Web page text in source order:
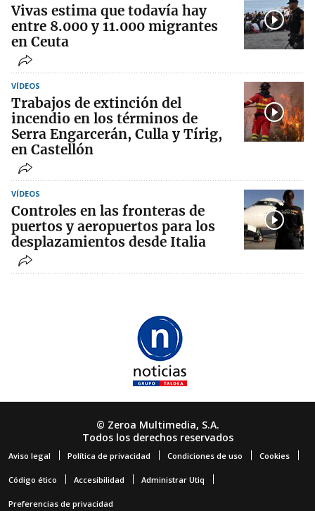
Vivas estima que todavía hay
entre 8.000 y 11.000 migrantes
en Ceuta
VÍDEOS
Trabajos de extinción del
incendio en los términos de
Serra Engarcerán, Culla y Tírig,
en Castellón
VÍDEOS
Controles en las fronteras de
puertos y aeropuertos para los
desplazamientos desde Italia
© Zeroa Multimedia, S.A.
Todos los derechos reservados
Aviso legal Política de privacidad Condiciones de uso Cookies
Código ético Accesibilidad Administrar Utiq
Preferencias de privacidad